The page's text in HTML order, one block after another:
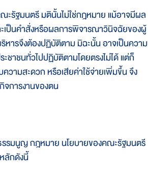
มนตรี มตินั้นไม่ใช่กฎหมาย แม้อาจมีผล
ป็นคำสั่งหรือผลการพิจารณาวินิจฉัยของผู้
หารจึงต้องปฏิบัติตาม มิฉะนั้น อาจเป็นความ
ชาชนทั่วไปปฏิบัติตามโดยตรงไม่ได้ แต่ก็
วามสะดวก หรือเสียค่าใช้จ่ายเพิ่มขึ้น จึง
จการงานของตน
รรมนูญ กฎหมาย นโยบายของคณะรัฐมนตรี
ลักดังนี้